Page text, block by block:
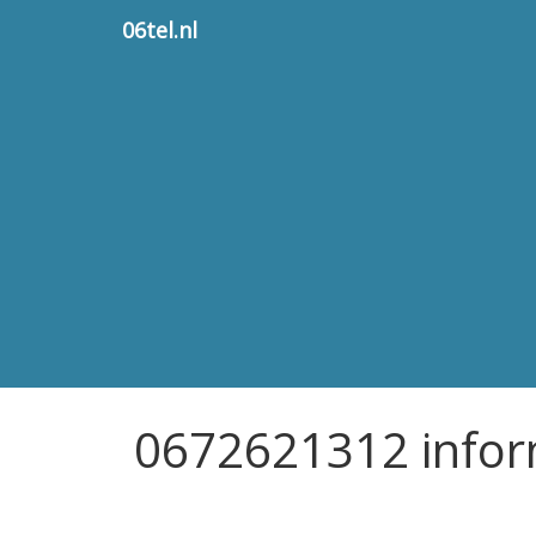
06tel.nl
0672621312